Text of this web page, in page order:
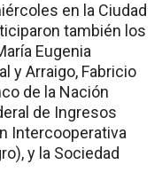
en la Ciudad
también los
Eugenia
y Arraigo, Fabricio
de la Nación
de Ingresos
Intercooperativa
y la Sociedad